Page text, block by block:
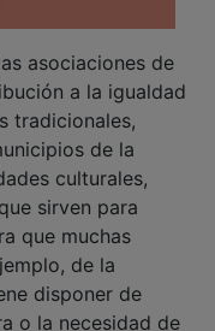
a la igualdad
tradicionales,
de la
culturales,
sirven para
que muchas
de la
disponer de
o la necesidad de